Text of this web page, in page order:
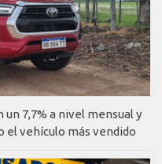
7,7% a nivel mensual y
el vehículo más vendido